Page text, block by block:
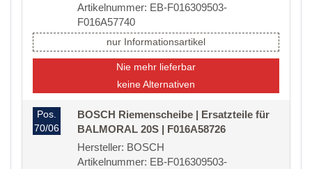
Artikelnummer: EB-F016309503-
F016A57740
nur Informationsartikel
Nie mehr lieferbar
keine Alternativen
Pos.
70/06
BOSCH Riemenscheibe | Ersatzteile für
BALMORAL 20S | F016A58726
Hersteller: BOSCH
Artikelnummer: EB-F016309503-